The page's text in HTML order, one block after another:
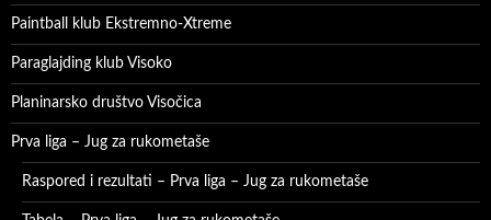
Paintball klub Ekstremno-Xtreme
Paraglajding klub Visoko
Planinarsko društvo Visočica
Prva liga – Jug za rukometaše
Raspored i rezultati – Prva liga – Jug za rukometaše